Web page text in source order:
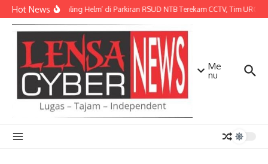
Lewati ke konten
Hot NewsAksi ‘Maling Helm’ di Parkiran RSUD NTB Terekam CCTV, Tim URC
Me
nu